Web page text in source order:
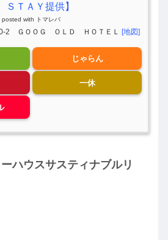
ＴＡＹ提供】
posted with トマレバ
2 ＧＯＯＧ ＯＬＤ ＨＯＴＥＬ[地図]
じゃらん
一休
ハウスサスティナブルリ